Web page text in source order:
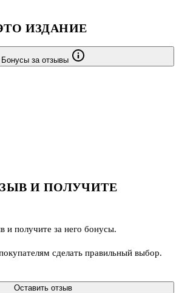
ИЗДАНИЕ
Бонусы за отзывы
И ПОЛУЧИТЕ
и получите за него бонусы.
сделать правильный выбор.
Оставить отзыв